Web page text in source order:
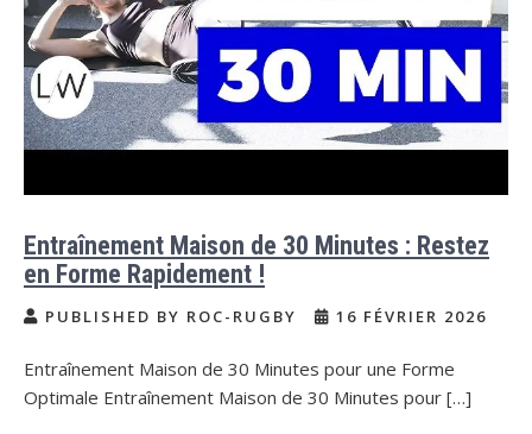
Entraînement Maison de 30 Minutes : Restez
en Forme Rapidement !
PUBLISHED BY ROC-RUGBY 16 FÉVRIER 2026
Entraînement Maison de 30 Minutes pour une Forme
Optimale Entraînement Maison de 30 Minutes pour […]